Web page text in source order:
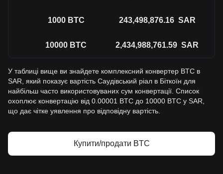
1000 BTC 243,498,876.16 SAR
10000 BTC 2,434,988,761.59 SAR
У таблиці вище ви знайдете комплексний конвертер BTC в
SAR, який показує вартість Саудівський ріал в Біткоїн для
найбільш часто використовуваних сум конвертації. Список
охоплює конвертацію від 0.00001 BTC до 10000 BTC у SAR,
що дає чітке уявлення про відповідну вартість.
Купити/продати BTC